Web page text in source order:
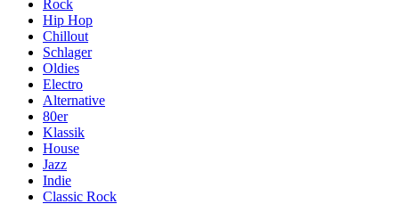
Rock
Hip Hop
Chillout
Schlager
Oldies
Electro
Alternative
80er
Klassik
House
Jazz
Indie
Classic Rock